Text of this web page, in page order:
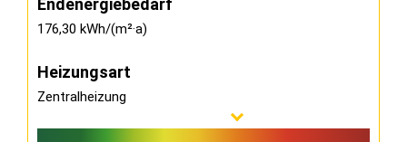
Endenergiebedarf
176,30 kWh/(m²·a)
Heizungsart
Zentralheizung